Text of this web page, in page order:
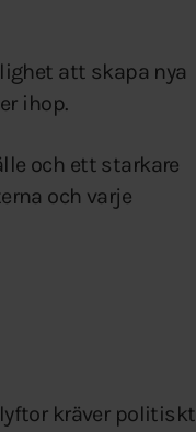
att skapa nya
ihop.
och ett starkare
och varje
kräver politiskt